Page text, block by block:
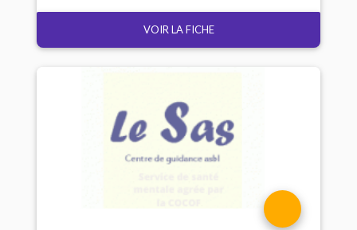
VOIR LA FICHE